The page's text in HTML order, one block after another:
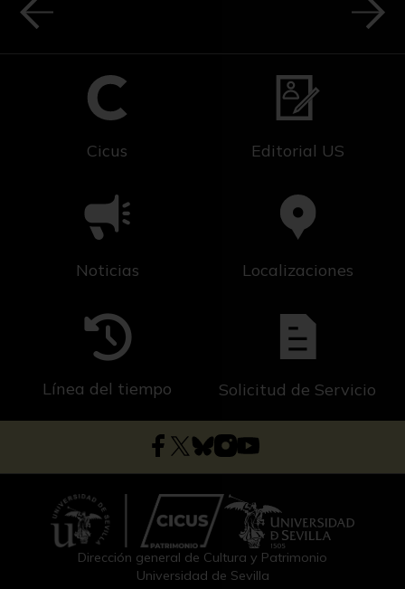
Cicus Editorial US
Noticias Localizaciones
Línea del tiempo Solicitud de Servicio
Dirección general de Cultura y Patrimonio
Universidad de Sevilla